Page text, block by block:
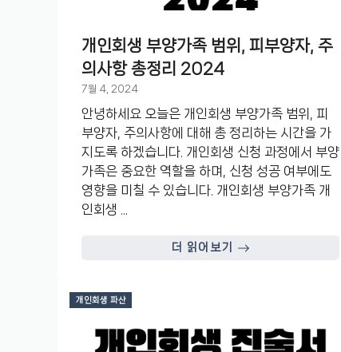
개인회생 부양가족 범위, 피부양자, 주
의사항 총정리 2024
7월 4, 2024
안녕하세요 오늘은 개인회생 부양가족 범위, 피
부양자, 주의사항에 대해 총 정리하는 시간을 가
지도록 하겠습니다. 개인회생 신청 과정에서 부양
가족은 중요한 역할을 하며, 신청 성공 여부에도
영향을 미칠 수 있습니다. 개인회생 부양가족 개
인회생 ...
더 읽어보기
개인회생 파산